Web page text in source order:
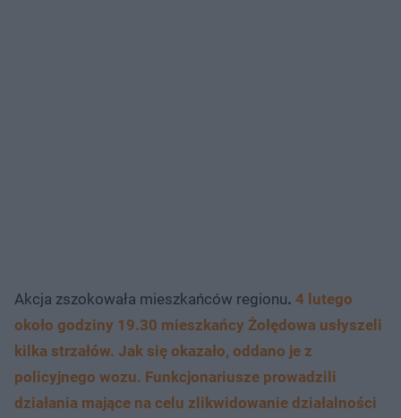
Akcja zszokowała mieszkańców regionu. 4 lutego
około godziny 19.30 mieszkańcy Żołędowa usłyszeli
kilka strzałów. Jak się okazało, oddano je z
policyjnego wozu. Funkcjonariusze prowadzili
działania mające na celu zlikwidowanie działalności